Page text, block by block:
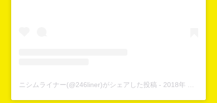
ニシムライナー(@246liner)がシェアした投稿 - 2018年 4月月11日午前6時27分PDT